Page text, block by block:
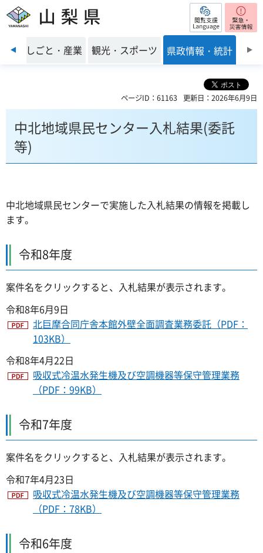
山梨県 閲覧支援
前のスライドを表示
境 しごと・産業 観光・スポーツ 県政情報・統計
ページID：61163 更新日：2026年6月9日
中北地域県民センター入札結果(委託
等)
中北地域県民センターで実施した入札結果の情報を掲載し
ます。
令和8年度
案件名をクリックすると、入札結果が表示されます。
令和8年6月9日
北巨摩合同庁舎本館外壁全面調査業務委託（PDF：
103KB）
令和8年4月22日
吸収式冷温水発生機及び空調機器等保守管理業務
（PDF：99KB）
令和7年度
案件名をクリックすると、入札結果が表示されます。
令和7年4月23日
吸収式冷温水発生機及び空調機器等保守管理業務
（PDF：78KB）
令和6年度